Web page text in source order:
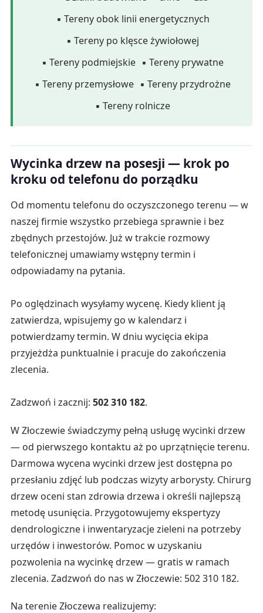
▪ Tereny obok linii energetycznych
▪ Tereny po klęsce żywiołowej
▪ Tereny podmiejskie ▪ Tereny prywatne
▪ Tereny przemysłowe ▪ Tereny przydrożne
▪ Tereny rolnicze
Wycinka drzew na posesji — krok po
kroku od telefonu do porządku
Od momentu telefonu do oczyszczonego terenu — w
naszej firmie wszystko przebiega sprawnie i bez
zbędnych przestojów. Już w trakcie rozmowy
telefonicznej umawiamy wstępny termin i
odpowiadamy na pytania.
Po oględzinach wysyłamy wycenę. Kiedy klient ją
zatwierdza, wpisujemy go w kalendarz i
potwierdzamy termin. W dniu wycięcia ekipa
przyjeżdża punktualnie i pracuje do zakończenia
zlecenia.
Zadzwoń i zacznij: 502 310 182.
W Złoczewie świadczymy pełną usługę wycinki drzew
— od pierwszego kontaktu aż po uprzątnięcie terenu.
Darmowa wycena wycinki drzew jest dostępna po
przesłaniu zdjęć lub podczas wizyty arborysty. Chirurg
drzew oceni stan zdrowia drzewa i określi najlepszą
metodę usunięcia. Przygotowujemy ekspertyzy
dendrologiczne i inwentaryzacje zieleni na potrzeby
urzędów i inwestorów. Pomoc w uzyskaniu
pozwolenia na wycinkę drzew — gratis w ramach
zlecenia. Zadzwoń do nas w Złoczewie: 502 310 182.
Na terenie Złoczewa realizujemy: